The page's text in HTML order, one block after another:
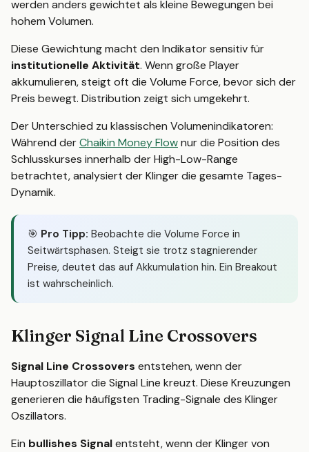
werden anders gewichtet als kleine Bewegungen bei
hohem Volumen.
Diese Gewichtung macht den Indikator sensitiv für
institutionelle Aktivität. Wenn große Player
akkumulieren, steigt oft die Volume Force, bevor sich der
Preis bewegt. Distribution zeigt sich umgekehrt.
Der Unterschied zu klassischen Volumenindikatoren:
Während derChaikin Money Flownur die Position des
Schlusskurses innerhalb der High-Low-Range
betrachtet, analysiert der Klinger die gesamte Tages-
Dynamik.
🎯 Pro Tipp: Beobachte die Volume Force in
Seitwärtsphasen. Steigt sie trotz stagnierender
Preise, deutet das auf Akkumulation hin. Ein Breakout
ist wahrscheinlich.
Klinger Signal Line Crossovers
Signal Line Crossovers entstehen, wenn der
Hauptoszillator die Signal Line kreuzt. Diese Kreuzungen
generieren die häufigsten Trading-Signale des Klinger
Oszillators.
Ein bullishes Signalentsteht, wenn der Klinger von